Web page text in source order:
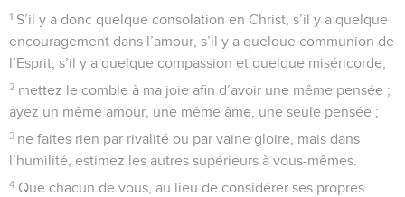
1 S’il y a donc quelque consolation en Christ, s’il y a quelque
encouragement dans l’amour, s’il y a quelque communion de
l’Esprit, s’il y a quelque compassion et quelque miséricorde,
2 mettez le comble à ma joie afin d’avoir une même pensée ;
ayez un même amour, une même âme, une seule pensée ;
3 ne faites rien par rivalité ou par vaine gloire, mais dans
l’humilité, estimez les autres supérieurs à vous-mêmes.
4 Que chacun de vous, au lieu de considérer ses propres